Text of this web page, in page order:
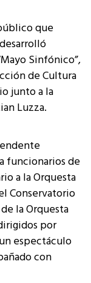
que
Sinfónico”,
de Cultura
junto a la
Luzza.
funcionarios de
a la Orquesta
Conservatorio
la Orquesta
por
espectáculo
con